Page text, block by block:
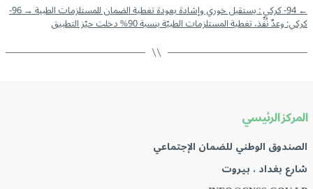
←94- كركي : يستقبل خوري وإشادة بعودة تغطية الضمان للمستلزمات الطبية →
96-
كركي: وعدٌ نُفِّذ، تغطية المستلزمات الطبيّة بنسبة 90% دخلت حيّز التطبيق
المركز الرئيسي
الصندوق الوطني للضمان الإجتماعي
شارع بغداد ، بيروت